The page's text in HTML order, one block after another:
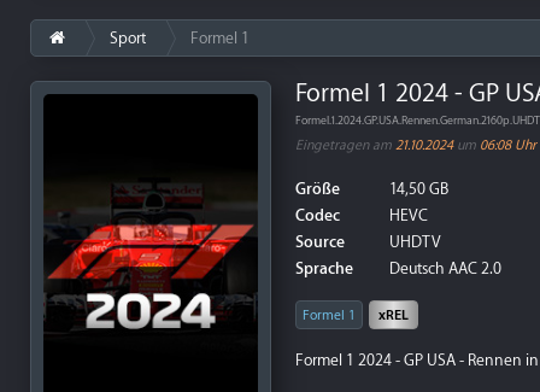
Sport Formel 1
Formel 1 2024 - GP
Eingetragen am 21.10.2024um 06:08 Uhr
Größe
14,50 GB
Codec
HEVC
Source
UHDTV
Sprache
Deutsch AAC 2.0
Formel 1 xREL
Formel 1 2024 - GP USA - Rennen